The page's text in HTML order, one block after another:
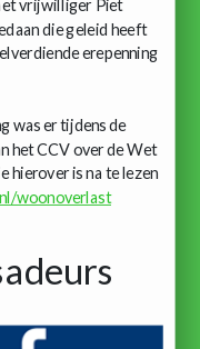
vrijwilliger Piet
die geleid heeft
erepenning
was er tijdens de
het CCV over de Wet
hierover is na te lezen
woonoverlast